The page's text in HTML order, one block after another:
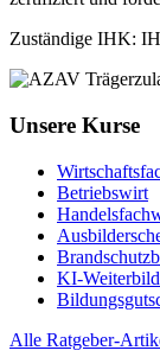
Zuständige IHK:
Unsere Kurse
Betriebswirt
KI-
Alle Ratgeber-